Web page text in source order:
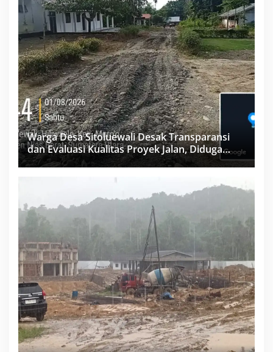
Warga Desa Sitoluewali Desak Transparansi
dan Evaluasi Kualitas Proyek Jalan, Diduga
Minim Informasi